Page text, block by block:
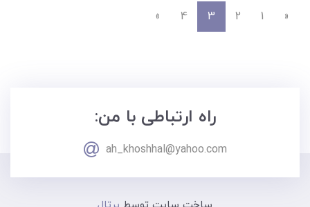
«
1
2
3
4
»
راه ارتباطی با من:
ah_khoshhal@yahoo.com